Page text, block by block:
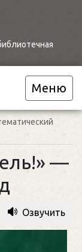
Меню
—
Озвучить